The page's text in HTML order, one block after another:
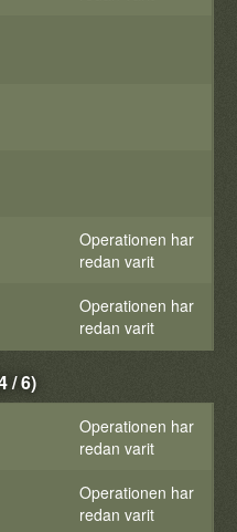
Operationen har
redan varit
Operationen har
redan varit
/ 6)
Operationen har
redan varit
Operationen har
redan varit